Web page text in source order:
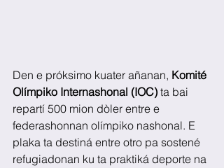
Den e próksimo kuater añanan, Komité
Olímpiko Internashonal (IOC) ta bai
repartí 500 mion dòler entre e
federashonnan olímpiko nashonal. E
plaka ta destiná entre otro pa sostené
refugiadonan ku ta praktiká deporte na